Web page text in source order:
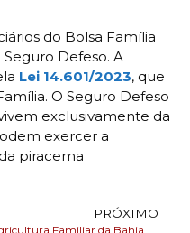
do Bolsa Família
Defeso. A
Lei 14.601/2023, que
O Seguro Defeso
exclusivamente da
exercer a
piracema
PRÓXIMO
Agricultura Familiar da Bahia marca presença no maior Congresso Internacional de Nutrição Funcional